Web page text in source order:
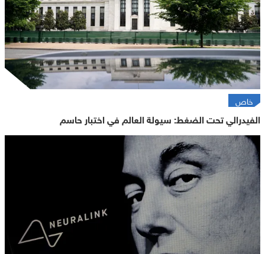
خاص
الفيدرالي تحت الضغط: سيولة العالم في اختبار حاسم